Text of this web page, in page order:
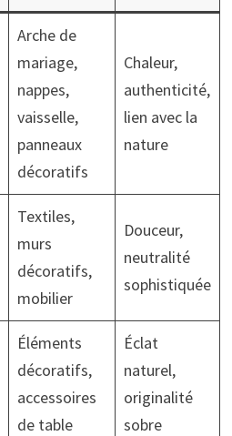
Arche de
mariage,
nappes,
vaisselle,
panneaux
décoratifs
Chaleur,
authenticité,
lien avec la
nature
Textiles,
murs
décoratifs,
mobilier
Douceur,
neutralité
sophistiquée
Éléments
décoratifs,
accessoires
de table
Éclat
naturel,
originalité
sobre